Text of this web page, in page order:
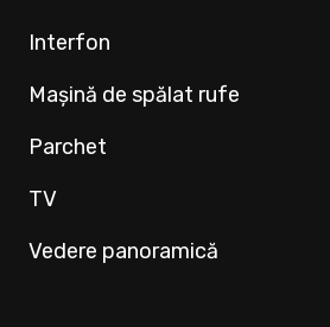
Interfon
Mașină de spălat rufe
Parchet
TV
Vedere panoramică